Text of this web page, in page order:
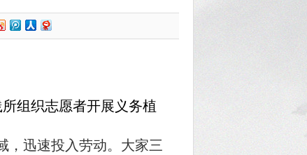
组织志愿者开展义务植
，迅速投入劳动。大家三